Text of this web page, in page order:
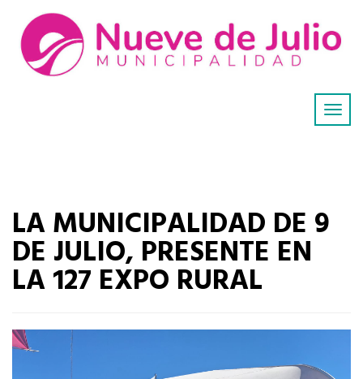
LA MUNICIPALIDAD DE 9
DE JULIO, PRESENTE EN
LA 127 EXPO RURAL